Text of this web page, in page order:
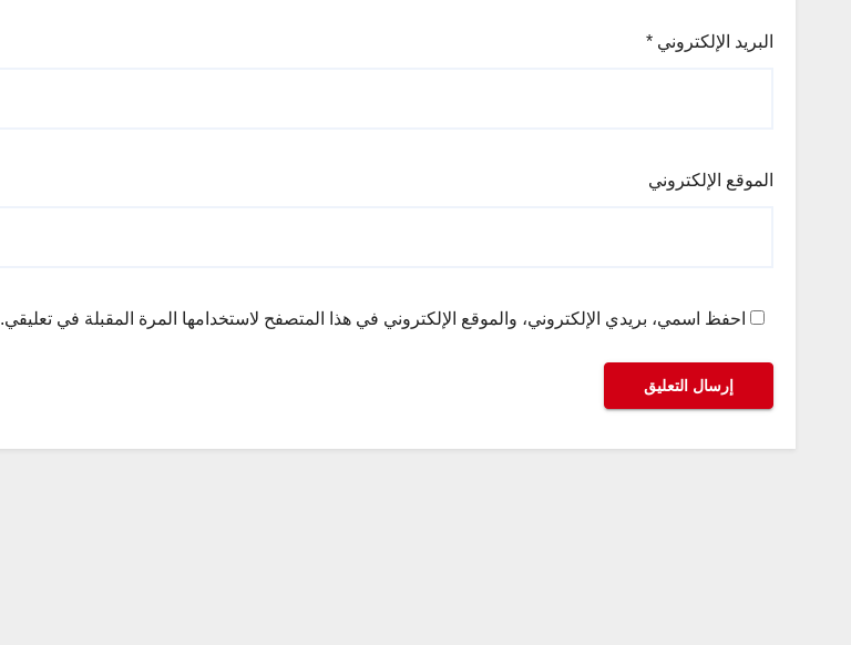
البريد الإلكتروني *
الموقع الإلكتروني
احفظ اسمي، بريدي الإلكتروني، والموقع الإلكتروني في هذا المتصفح لاستخدامها المرة المقبلة في تعليقي.